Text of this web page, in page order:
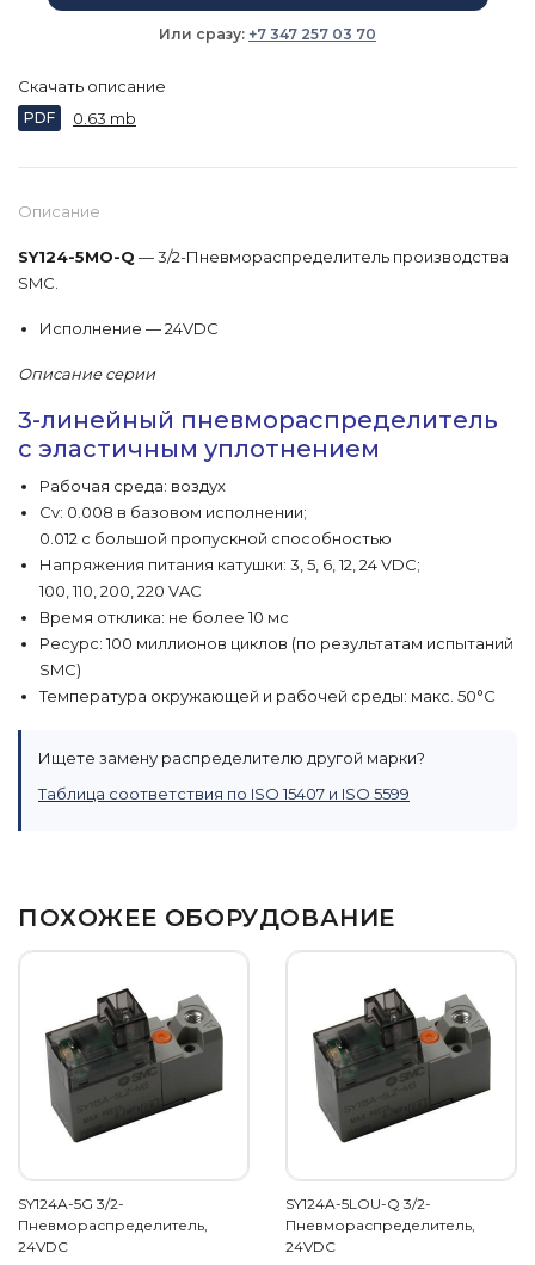
Описание
SY124-5MO-Q — 3/2-Пневмораспределитель производства
SMC.
Исполнение — 24VDC
Описание серии
3-линейный пневмораспределитель
с эластичным уплотнением
Рабочая среда: воздух
Cv: 0.008 в базовом исполнении;
0.012 с большой пропускной способностью
Напряжения питания катушки: 3, 5, 6, 12, 24 VDC;
100, 110, 200, 220 VAC
Время отклика: не более 10 мс
Ресурс: 100 миллионов циклов (по результатам испытаний
SMC)
Температура окружающей и рабочей среды: макс. 50°C
Ищете замену распределителю другой марки?
Таблица соответствия по ISO 15407 и ISO 5599
Или сразу: +7 347 257 03 70
Скачать описание
PDF 0.63 mb
ПОХОЖЕЕ ОБОРУДОВАНИЕ
SY124A-5G 3/2-
Пневмораспределитель,
24VDC
SY124A-5LOU-Q 3/2-
Пневмораспределитель,
24VDC